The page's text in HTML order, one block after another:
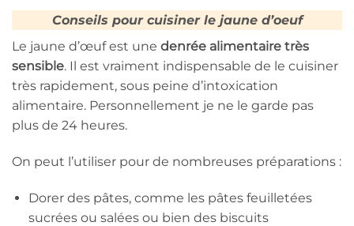
Conseils pour cuisiner le jaune d’oeuf
Le jaune d’œuf est une denrée alimentaire très
sensible. Il est vraiment indispensable de le cuisiner
très rapidement, sous peine d’intoxication
alimentaire. Personnellement je ne le garde pas
plus de 24 heures.
On peut l’utiliser pour de nombreuses préparations :
Dorer des pâtes, comme les pâtes feuilletées
sucrées ou salées ou bien des biscuits